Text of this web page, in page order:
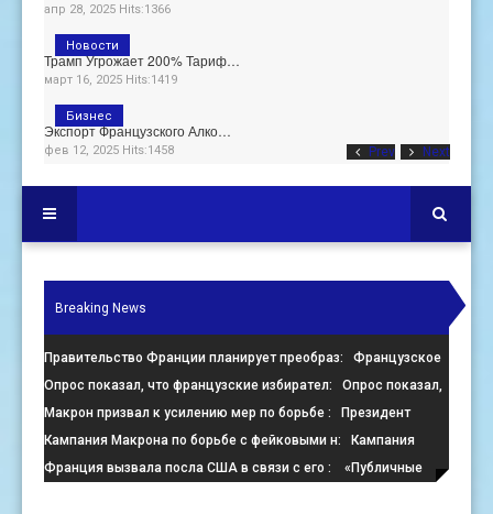
Prev Next
апр 28, 2025 Hits:1366
Трамп Угрожает 200% Тариф…
март 16, 2025 Hits:1419
Новости
Экспорт Французского Алко…
фев 12, 2025 Hits:1458
Бизнес
Breaking News
Правительство Франции планирует преобраз: Французское
правительство настаивает на преобразовании пустующих оф
Опрос показал, что французские избирател: Опрос показал,
что французские избиратели больше стремятся помешать
Макрон призвал к усилению мер по борьбе : Президент
Франции Эммануэль Макрон призвал к активизации усилий
по
Кампания Макрона по борьбе с фейковыми н: Кампания
президента Франции Эмманюэля Макрона по борьбе с
Франция вызвала посла США в связи с его : «Публичные